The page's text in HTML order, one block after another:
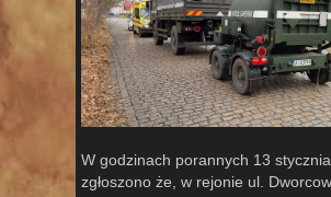
W godzinach porannych 13
zgłoszono że, w rejonie ul.